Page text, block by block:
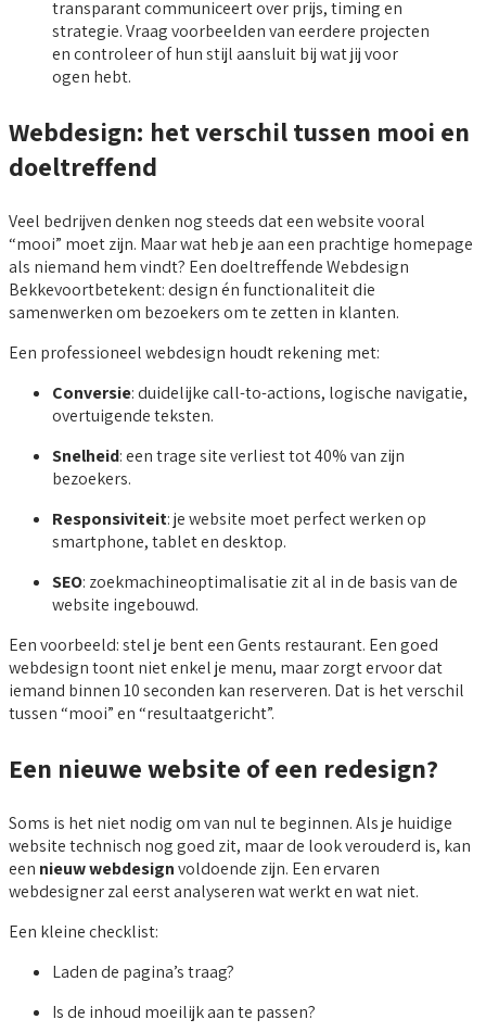
transparant communiceert over prijs, timing en
strategie. Vraag voorbeelden van eerdere projecten
en controleer of hun stijl aansluit bij wat jij voor
ogen hebt.
Webdesign: het verschil tussen mooi en
doeltreffend
Veel bedrijven denken nog steeds dat een website vooral
“mooi” moet zijn. Maar wat heb je aan een prachtige homepage
als niemand hem vindt? Een doeltreffende Webdesign
Bekkevoortbetekent: design én functionaliteit die
samenwerken om bezoekers om te zetten in klanten.
Een professioneel webdesign houdt rekening met:
Conversie: duidelijke call-to-actions, logische navigatie,
overtuigende teksten.
Snelheid: een trage site verliest tot 40% van zijn
bezoekers.
Responsiviteit: je website moet perfect werken op
smartphone, tablet en desktop.
SEO: zoekmachineoptimalisatie zit al in de basis van de
website ingebouwd.
Een voorbeeld: stel je bent een Gents restaurant. Een goed
webdesign toont niet enkel je menu, maar zorgt ervoor dat
iemand binnen 10 seconden kan reserveren. Dat is het verschil
tussen “mooi” en “resultaatgericht”.
Een nieuwe website of een redesign?
Soms is het niet nodig om van nul te beginnen. Als je huidige
website technisch nog goed zit, maar de look verouderd is, kan
een nieuw webdesignvoldoende zijn. Een ervaren
webdesigner zal eerst analyseren wat werkt en wat niet.
Een kleine checklist:
Laden de pagina’s traag?
Is de inhoud moeilijk aan te passen?